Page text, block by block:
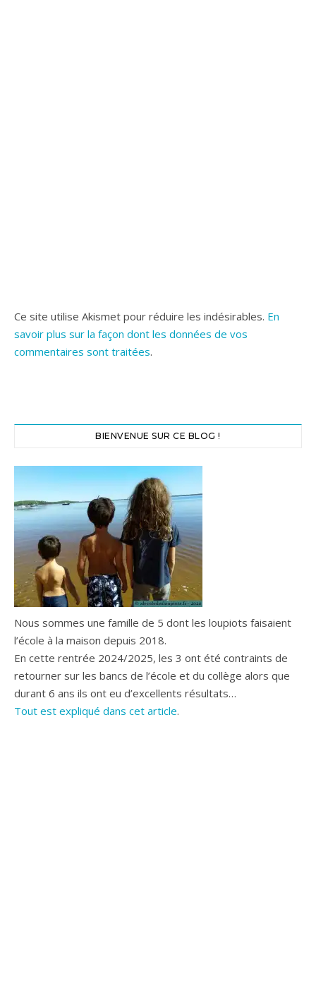
Ce site utilise Akismet pour réduire les indésirables. En
savoir plus sur la façon dont les données de vos
commentaires sont traitées.
BIENVENUE SUR CE BLOG !
Nous sommes une famille de 5 dont les loupiots faisaient
l’école à la maison depuis 2018.
En cette rentrée 2024/2025, les 3 ont été contraints de
retourner sur les bancs de l’école et du collège alors que
durant 6 ans ils ont eu d’excellents résultats…
Tout est expliqué dans cet article.